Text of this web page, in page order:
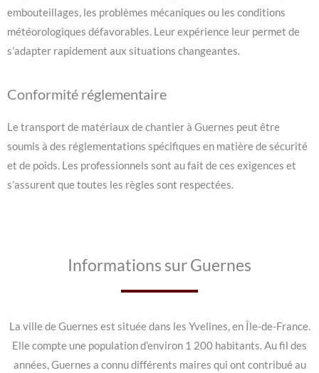
embouteillages, les problèmes mécaniques ou les conditions
météorologiques défavorables. Leur expérience leur permet de
s’adapter rapidement aux situations changeantes.
Conformité réglementaire
Le transport de matériaux de chantier à Guernes peut être
soumis à des réglementations spécifiques en matière de sécurité
et de poids. Les professionnels sont au fait de ces exigences et
s’assurent que toutes les règles sont respectées.
Informations sur Guernes
La ville de Guernes est située dans les Yvelines, en Île-de-France.
Elle compte une population d’environ 1 200 habitants. Au fil des
années, Guernes a connu différents maires qui ont contribué au